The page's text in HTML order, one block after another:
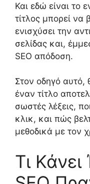
Και εδώ είναι το
τίτλος μπορεί να
ενισχύσει την
σελίδας και,
SEO απόδοση.
Στον οδηγό αυτό,
έναν τίτλο
σωστές λέξεις,
κλικ, και πώς
μεθοδικά με τον
Τι